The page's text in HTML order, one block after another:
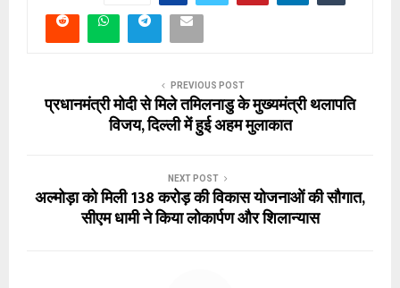
PREVIOUS POST
प्रधानमंत्री मोदी से मिले तमिलनाडु के मुख्यमंत्री थलापति
विजय, दिल्ली में हुई अहम मुलाकात
NEXT POST
अल्मोड़ा को मिली ₹138 करोड़ की विकास योजनाओं की सौगात,
सीएम धामी ने किया लोकार्पण और शिलान्यास